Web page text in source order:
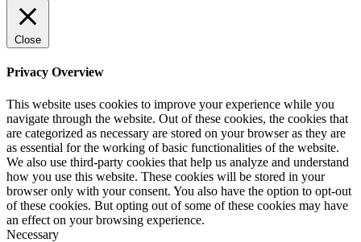
Close
Privacy Overview
This website uses cookies to improve your experience while you
navigate through the website. Out of these cookies, the cookies that
are categorized as necessary are stored on your browser as they are
as essential for the working of basic functionalities of the website.
We also use third-party cookies that help us analyze and understand
how you use this website. These cookies will be stored in your
browser only with your consent. You also have the option to opt-out
of these cookies. But opting out of some of these cookies may have
an effect on your browsing experience.
Necessary